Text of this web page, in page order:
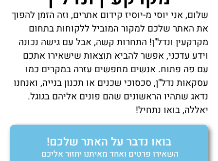
שלום, אני יוסי מ-יוסיז קידום אתרים, וזה הזמן להפוך
את האתר שלכם למקור המוביל ללקוחות בתחום
מקרקעין ונדל"ן! התחרות קשה, אבל עם גישה נכונה
וידע עדכני, אפשר להביא תוצאות שישאירו אתכם
עם פה פתוח. אנשים מחפשים עזרה במקרים כמו
עסקאות נדל"ן, סכסוכי שכנים או תכנון בנייה, ואנחנו
נדאג שתהיו הראשונים שהם פונים אליהם בגוגל.
יאללה, בואו נתחיל!
בואו נדבר על האתר שלכם!
השאירו פרטים ואחד מאיתנו יחזור אליכם